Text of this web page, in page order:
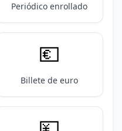
Periódico enrollado
💶
Billete de euro